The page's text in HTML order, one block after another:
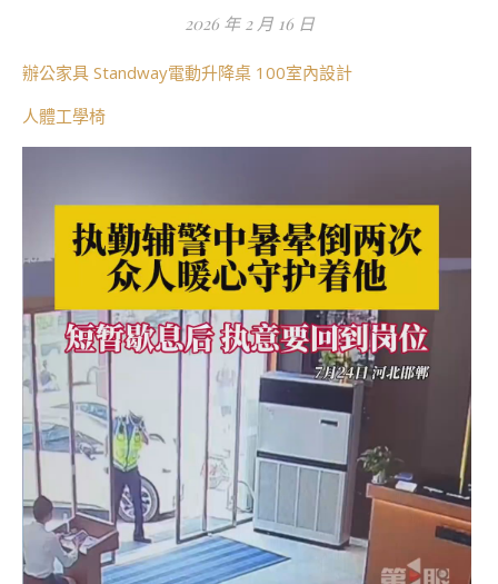
2026 年 2 月 16 日
辦公家具 Standway電動升降桌 100室內設計
人體工學椅